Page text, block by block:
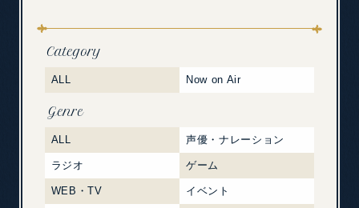
Category
ALL Now on Air
Genre
ALL 声優・ナレーション
ラジオ ゲーム
WEB・TV イベント